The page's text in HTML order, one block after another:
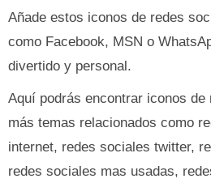
Añade estos iconos de redes
como Facebook, MSN o
divertido y personal.
Aquí podrás encontrar iconos
más temas relacionados como
internet, redes sociales twitter,
redes sociales mas usadas,